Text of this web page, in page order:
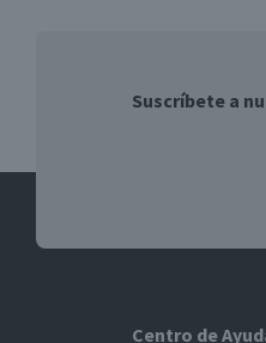
Suscríbete a
Centro de